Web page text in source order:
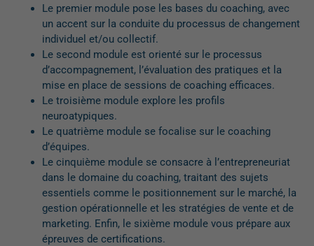
Le premier module pose les bases du coaching, avec
un accent sur la conduite du processus de changement
individuel et/ou collectif.
Le second module est orienté sur le processus
d’accompagnement, l’évaluation des pratiques et la
mise en place de sessions de coaching efficaces.
Le troisième module explore les profils
neuroatypiques.
Le quatrième module se focalise sur le coaching
d’équipes.
Le cinquième module se consacre à l’entrepreneuriat
dans le domaine du coaching, traitant des sujets
essentiels comme le positionnement sur le marché, la
gestion opérationnelle et les stratégies de vente et de
marketing. Enfin, le sixième module vous prépare aux
épreuves de certifications.